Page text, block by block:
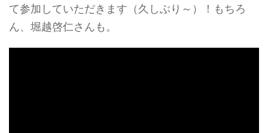
て参加していただきます（久しぶり～）！もちろ
ん、堀越啓仁さんも。